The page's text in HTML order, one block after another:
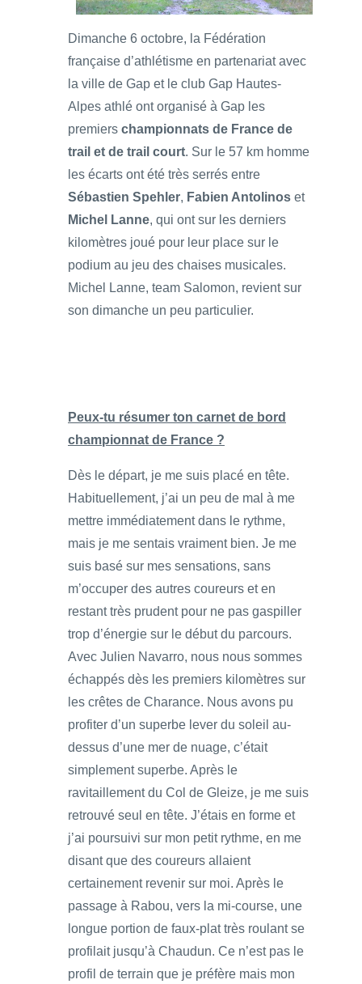
Dimanche 6 octobre, la Fédération
française d’athlétisme en partenariat avec
la ville de Gap et le club Gap Hautes-
Alpes athlé ont organisé à Gap les
premiers championnats de France de
trail et de trail court. Sur le 57 km homme
les écarts ont été très serrés entre
Sébastien Spehler, Fabien Antolinos et
Michel Lanne, qui ont sur les derniers
kilomètres joué pour leur place sur le
podium au jeu des chaises musicales.
Michel Lanne, team Salomon, revient sur
son dimanche un peu particulier.
Peux-tu résumer ton carnet de bord
championnat de France ?
Dès le départ, je me suis placé en tête.
Habituellement, j’ai un peu de mal à me
mettre immédiatement dans le rythme,
mais je me sentais vraiment bien. Je me
suis basé sur mes sensations, sans
m’occuper des autres coureurs et en
restant très prudent pour ne pas gaspiller
trop d’énergie sur le début du parcours.
Avec Julien Navarro, nous nous sommes
échappés dès les premiers kilomètres sur
les crêtes de Charance. Nous avons pu
profiter d’un superbe lever du soleil au-
dessus d’une mer de nuage, c’était
simplement superbe. Après le
ravitaillement du Col de Gleize, je me suis
retrouvé seul en tête. J’étais en forme et
j’ai poursuivi sur mon petit rythme, en me
disant que des coureurs allaient
certainement revenir sur moi. Après le
passage à Rabou, vers la mi-course, une
longue portion de faux-plat très roulant se
profilait jusqu’à Chaudun. Ce n’est pas le
profil de terrain que je préfère mais mon